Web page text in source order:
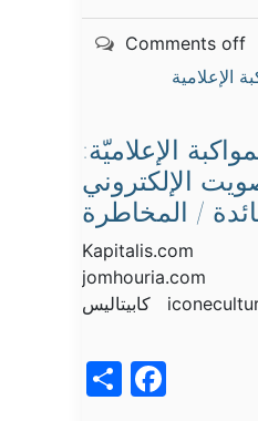
Comments off
الإعلامية
الإعلاميّة:
الإلكتروني
/ المخاطرة
iconeculture.net 21-05-2021 كابيتاليس